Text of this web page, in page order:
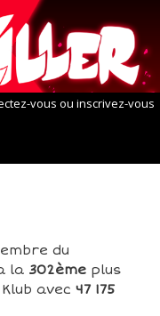
vous ou inscrivez-vous
du
la 302ème plus
avec 47 175